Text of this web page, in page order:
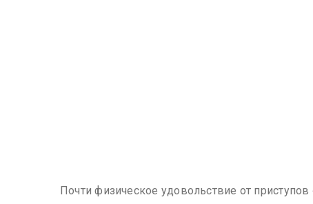
Почти физическое удовольствие от